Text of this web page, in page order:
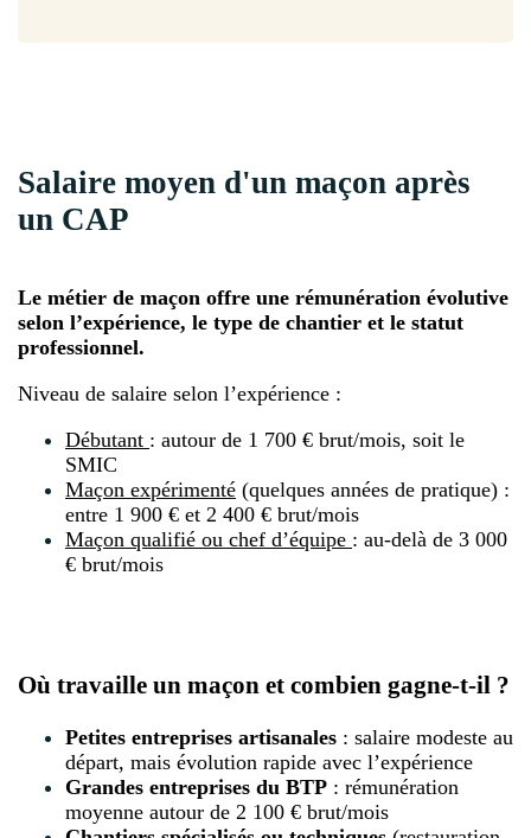
Salaire moyen d'un maçon après
un CAP
Le métier de maçon offre une rémunération évolutive
selon l’expérience, le type de chantier et le statut
professionnel.
Niveau de salaire selon l’expérience :
Débutant : autour de 1 700 € brut/mois, soit le
SMIC
Maçon expérimenté (quelques années de pratique) :
entre 1 900 € et 2 400 € brut/mois
Maçon qualifié ou chef d’équipe : au-delà de 3 000
€ brut/mois
Où travaille un maçon et combien gagne-t-il ?
Petites entreprises artisanales : salaire modeste au
départ, mais évolution rapide avec l’expérience
Grandes entreprises du BTP : rémunération
moyenne autour de 2 100 € brut/mois